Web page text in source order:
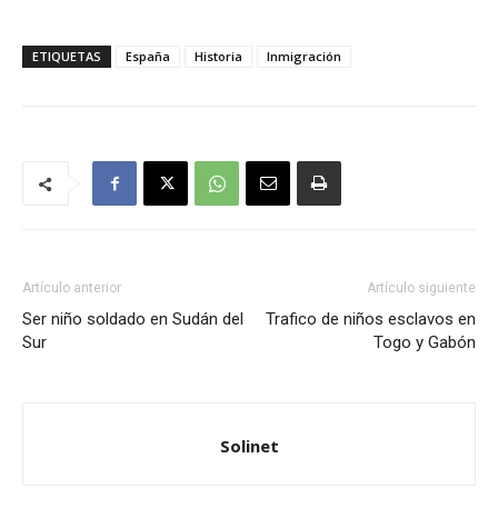
ETIQUETAS España Historia Inmigración
Artículo anterior
Ser niño soldado en Sudán del
Sur
Artículo siguiente
Trafico de niños esclavos en
Togo y Gabón
Solinet